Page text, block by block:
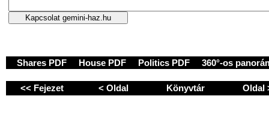
Shares PDF House PDF Politics PDF 360°-os
<< Fejezet < Oldal Könyvtár